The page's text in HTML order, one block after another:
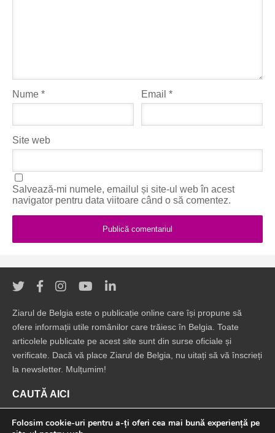
Nume * Email*
Site web
Salvează-mi numele, emailul și site-ul web în acest
navigator pentru data viitoare când o să comentez.
Ziarul de Belgia este o publicație online care își propune să
ofere informații utile românilor care trăiesc în Belgia. Toate
articolele publicate pe acest site sunt din surse oficiale și
verificate. Dacă vă place Ziarul de Belgia, nu uitați să vă înscrieți
la newsletter. Mulțumim!
CAUTĂ AICI
Folosim cookie-uri pentru a-ți oferi cea mai bună experiență pe